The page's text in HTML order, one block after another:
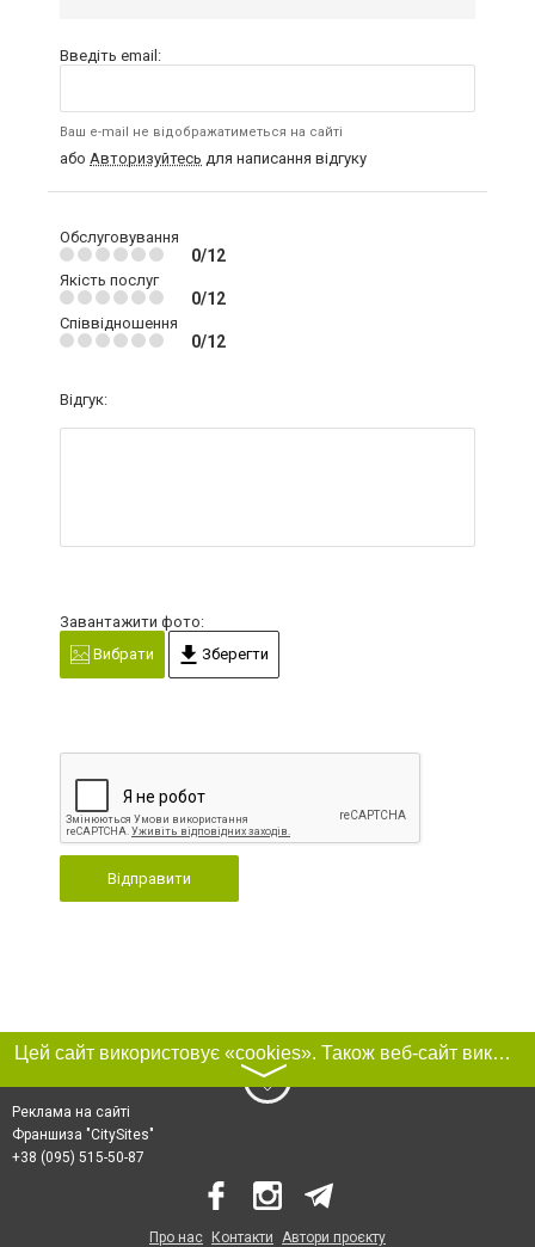
Введіть email:
Ваш e-mail не відображатиметься на сайті
або Авторизуйтесь для написання відгуку
Обслуговування
0/12
Якість послуг
0/12
Співвідношення
0/12
Відгук:
Завантажити фото:
Вибрати
Зберегти
Відправити
Цей сайт використовує «cookies». Також веб-сайт використовує інтернет-сервіс для збору технічних даних стосовно відвідувачів з метою отримання маркетингової та статистичної інформації. Умови обробки даних відвідувачів сайту див.
〉
Реклама на сайті
Франшиза "CitySites"
+38 (095) 515-50-87
Про нас Контакти Автори проєкту